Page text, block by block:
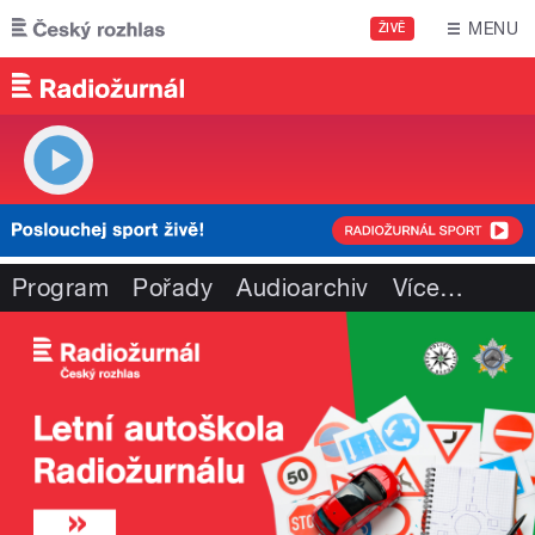
Přejít k hlavnímu obsahu
ŽIVĚ MENU
Program Pořady Audioarchiv Více…